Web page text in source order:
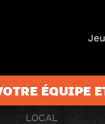
ÉQUIPE
LOCAL